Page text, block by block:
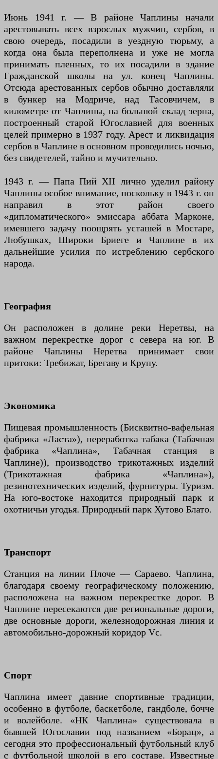
Июнь 1941 г. — В районе Чаплины начали
арестовывать всех взрослых мужчин, сербов, в
свою очередь, посадили в уездную тюрьму, а
когда она была переполнена и уже не могла
принимать пленных, то их посадили в здание
Гражданской школы на ул. конец Чаплины.
Отсюда арестованных сербов обычно доставляли
в бункер на Модриче, над Тасовчичем, в
километре от Чаплины, на большой склад зерна,
построенный старой Югославией для военных
целей примерно в 1937 году. Арест и ликвидация
сербов в Чаплине в основном проводились ночью,
без свидетелей, тайно и мучительно.
1943 г. — Папа Пий XII лично уделил району
Чаплины особое внимание, поскольку в 1943 г. он
направил в этот район своего
«дипломатического» эмиссара аббата Марконе,
имевшего задачу поощрять усташей в Мостаре,
Любушках, Широки Бриеге и Чаплине в их
дальнейшие усилия по истреблению сербского
народа.
География
Он расположен в долине реки Неретвы, на
важном перекрестке дорог с севера на юг. В
районе Чаплины Неретва принимает свои
притоки: Требижат, Брегаву и Крупу.
Экономика
Пищевая промышленность (Бисквитно-вафельная
фабрика «Ласта»), переработка табака (Табачная
фабрика «Чаплина», Табачная станция в
Чаплине)), производство трикотажных изделий
(Трикотажная фабрика «Чаплина»),
резинотехнических изделий, фурнитуры. Туризм.
На юго-востоке находится природный парк и
охотничьи угодья. Природный парк Хутово Блато.
Транспорт
Станция на линии Плоче — Сараево. Чаплина,
благодаря своему географическому положению,
расположена на важном перекрестке дорог. В
Чаплине пересекаются две региональные дороги,
две основные дороги, железнодорожная линия и
автомобильно-дорожный коридор Vc.
Спорт
Чаплина имеет давние спортивные традиции,
особенно в футболе, баскетболе, гандболе, бочче
и волейболе. «НК Чаплина» существовала в
бывшей Югославии под названием «Борац», а
сегодня это профессиональный футбольный клуб
с футбольной школой в его составе. Известные